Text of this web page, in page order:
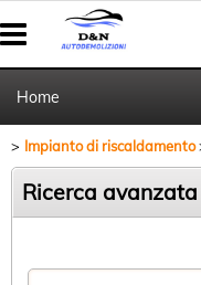
Home
Autoricambi
Impianto di riscaldamento
Ricerca avanzata